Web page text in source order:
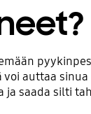
auttaa
ja saada silti